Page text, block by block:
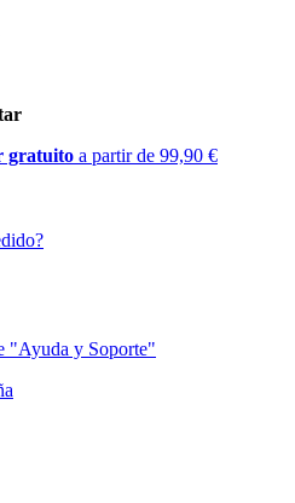
gratuito a partir de 99,90 €
"Ayuda y Soporte"